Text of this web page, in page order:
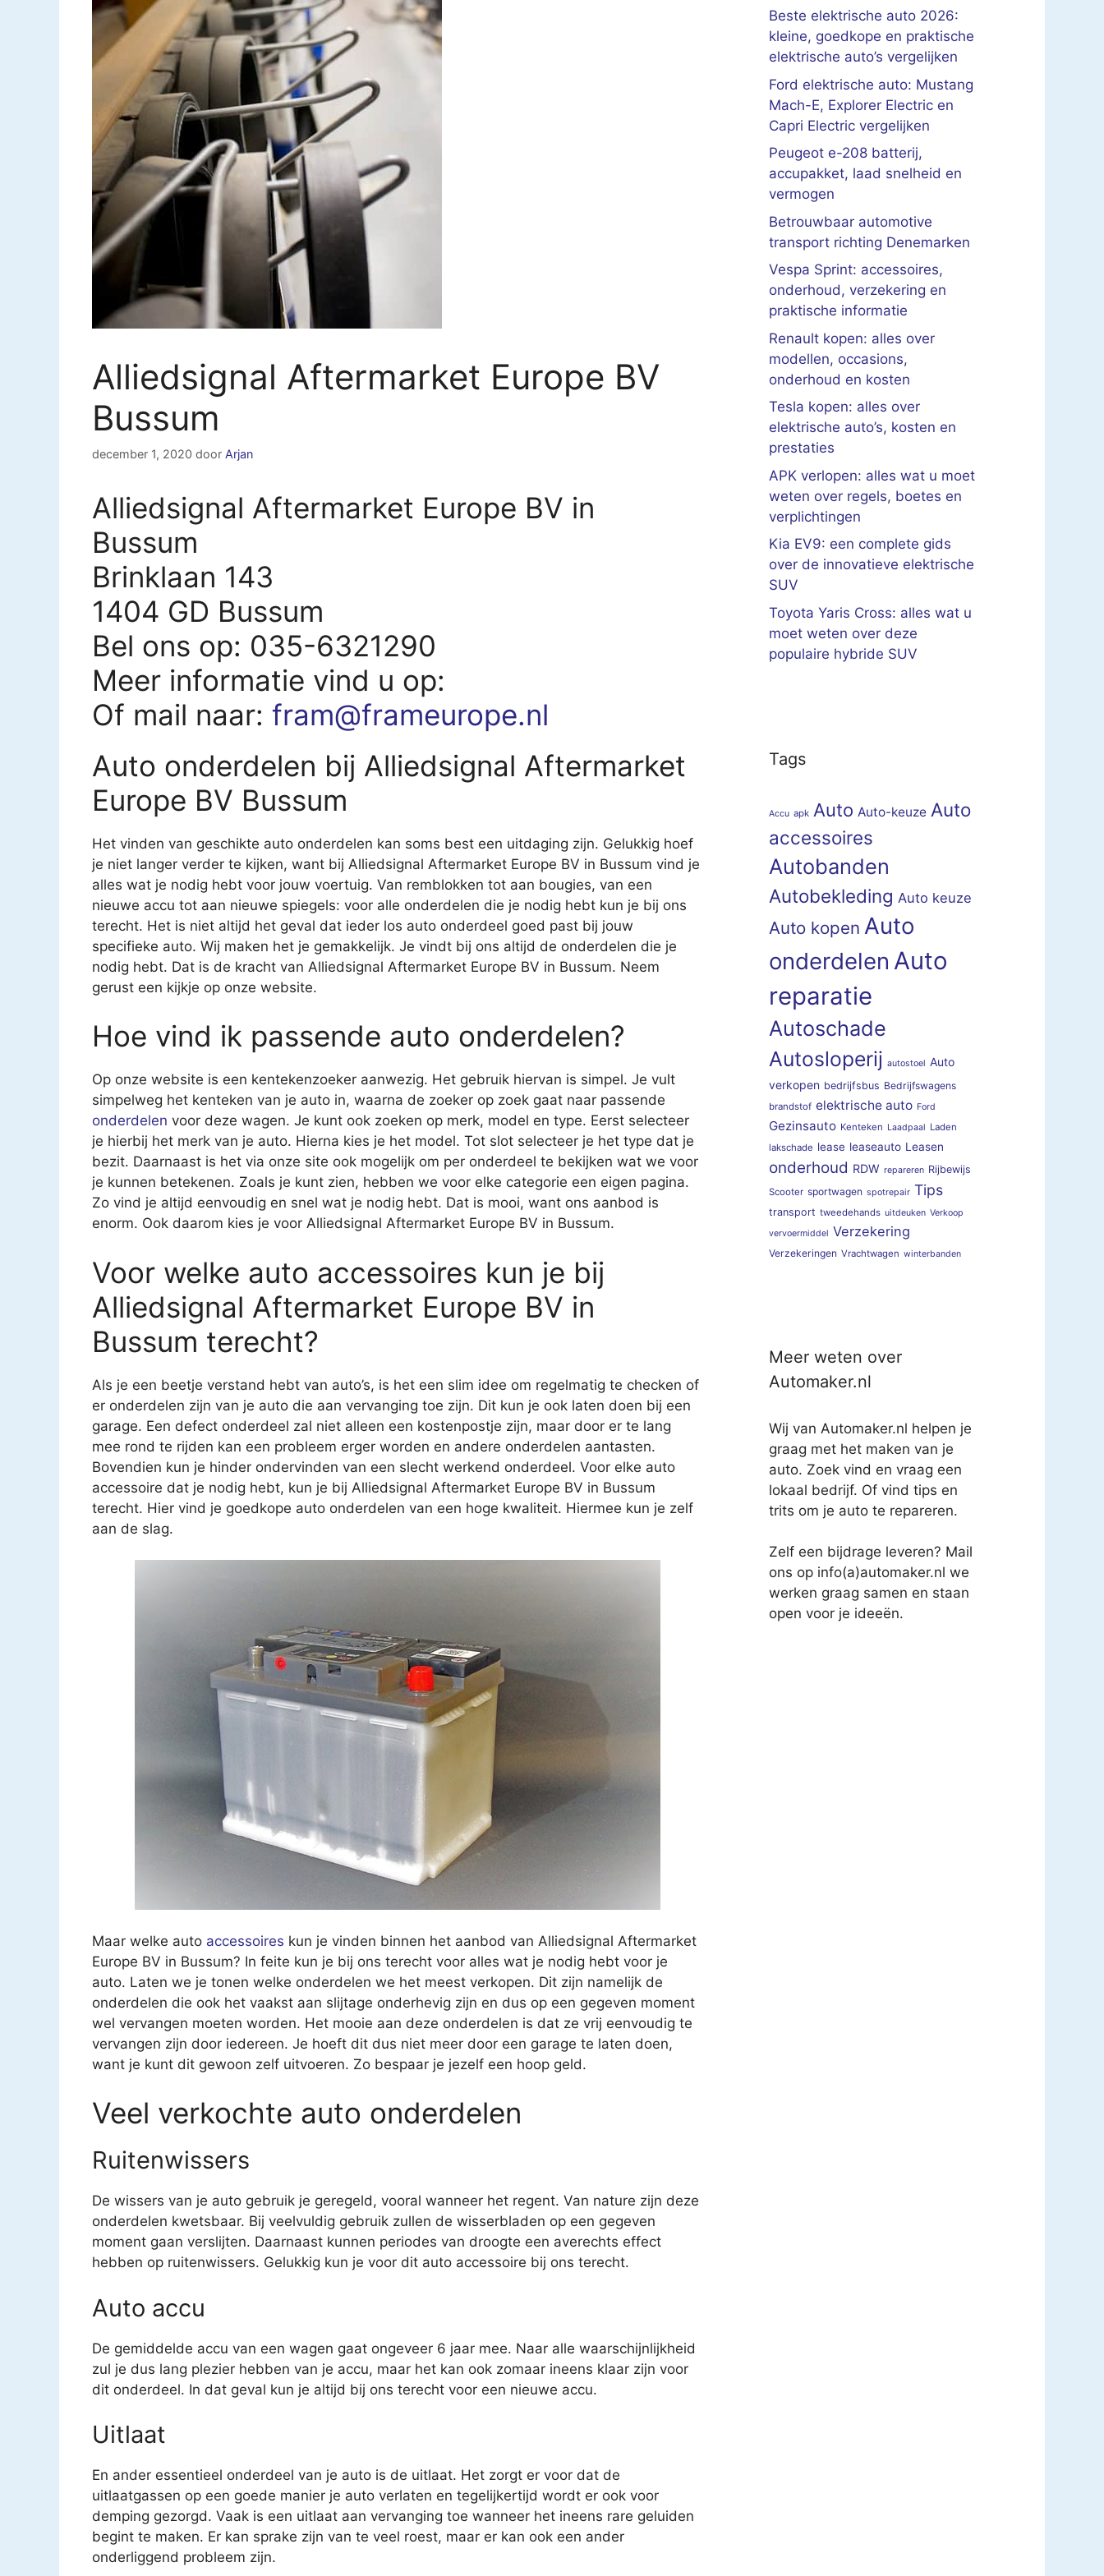
Alliedsignal Aftermarket Europe BV
Bussum
december 1, 2020 door Arjan
Alliedsignal Aftermarket Europe BV in
Bussum
Brinklaan 143
1404 GD Bussum
Bel ons op: 035-6321290
Meer informatie vind u op:
Of mail naar: fram@frameurope.nl
Auto onderdelen bij Alliedsignal Aftermarket
Europe BV Bussum
Het vinden van geschikte auto onderdelen kan soms best een uitdaging zijn. Gelukkig hoef
je niet langer verder te kijken, want bij Alliedsignal Aftermarket Europe BV in Bussum vind je
alles wat je nodig hebt voor jouw voertuig. Van remblokken tot aan bougies, van een
nieuwe accu tot aan nieuwe spiegels: voor alle onderdelen die je nodig hebt kun je bij ons
terecht. Het is niet altijd het geval dat ieder los auto onderdeel goed past bij jouw
specifieke auto. Wij maken het je gemakkelijk. Je vindt bij ons altijd de onderdelen die je
nodig hebt. Dat is de kracht van Alliedsignal Aftermarket Europe BV in Bussum. Neem
gerust een kijkje op onze website.
Hoe vind ik passende auto onderdelen?
Op onze website is een kentekenzoeker aanwezig. Het gebruik hiervan is simpel. Je vult
simpelweg het kenteken van je auto in, waarna de zoeker op zoek gaat naar passende
onderdelen voor deze wagen. Je kunt ook zoeken op merk, model en type. Eerst selecteer
je hierbij het merk van je auto. Hierna kies je het model. Tot slot selecteer je het type dat je
bezit. Daarnaast is het via onze site ook mogelijk om per onderdeel te bekijken wat we voor
je kunnen betekenen. Zoals je kunt zien, hebben we voor elke categorie een eigen pagina.
Zo vind je altijd eenvoudig en snel wat je nodig hebt. Dat is mooi, want ons aanbod is
enorm. Ook daarom kies je voor Alliedsignal Aftermarket Europe BV in Bussum.
Voor welke auto accessoires kun je bij
Alliedsignal Aftermarket Europe BV in
Bussum terecht?
Als je een beetje verstand hebt van auto’s, is het een slim idee om regelmatig te checken of
er onderdelen zijn van je auto die aan vervanging toe zijn. Dit kun je ook laten doen bij een
garage. Een defect onderdeel zal niet alleen een kostenpostje zijn, maar door er te lang
mee rond te rijden kan een probleem erger worden en andere onderdelen aantasten.
Bovendien kun je hinder ondervinden van een slecht werkend onderdeel. Voor elke auto
accessoire dat je nodig hebt, kun je bij Alliedsignal Aftermarket Europe BV in Bussum
terecht. Hier vind je goedkope auto onderdelen van een hoge kwaliteit. Hiermee kun je zelf
aan de slag.
Maar welke auto accessoires kun je vinden binnen het aanbod van Alliedsignal Aftermarket
Europe BV in Bussum? In feite kun je bij ons terecht voor alles wat je nodig hebt voor je
auto. Laten we je tonen welke onderdelen we het meest verkopen. Dit zijn namelijk de
onderdelen die ook het vaakst aan slijtage onderhevig zijn en dus op een gegeven moment
wel vervangen moeten worden. Het mooie aan deze onderdelen is dat ze vrij eenvoudig te
vervangen zijn door iedereen. Je hoeft dit dus niet meer door een garage te laten doen,
want je kunt dit gewoon zelf uitvoeren. Zo bespaar je jezelf een hoop geld.
Veel verkochte auto onderdelen
Ruitenwissers
De wissers van je auto gebruik je geregeld, vooral wanneer het regent. Van nature zijn deze
onderdelen kwetsbaar. Bij veelvuldig gebruik zullen de wisserbladen op een gegeven
moment gaan verslijten. Daarnaast kunnen periodes van droogte een averechts effect
hebben op ruitenwissers. Gelukkig kun je voor dit auto accessoire bij ons terecht.
Auto accu
De gemiddelde accu van een wagen gaat ongeveer 6 jaar mee. Naar alle waarschijnlijkheid
zul je dus lang plezier hebben van je accu, maar het kan ook zomaar ineens klaar zijn voor
dit onderdeel. In dat geval kun je altijd bij ons terecht voor een nieuwe accu.
Uitlaat
En ander essentieel onderdeel van je auto is de uitlaat. Het zorgt er voor dat de
uitlaatgassen op een goede manier je auto verlaten en tegelijkertijd wordt er ook voor
demping gezorgd. Vaak is een uitlaat aan vervanging toe wanneer het ineens rare geluiden
begint te maken. Er kan sprake zijn van te veel roest, maar er kan ook een ander
onderliggend probleem zijn.
Beste elektrische auto 2026:
kleine, goedkope en praktische
elektrische auto’s vergelijken
Ford elektrische auto: Mustang
Mach-E, Explorer Electric en
Capri Electric vergelijken
Peugeot e-208 batterij,
accupakket, laad snelheid en
vermogen
Betrouwbaar automotive
transport richting Denemarken
Vespa Sprint: accessoires,
onderhoud, verzekering en
praktische informatie
Renault kopen: alles over
modellen, occasions,
onderhoud en kosten
Tesla kopen: alles over
elektrische auto’s, kosten en
prestaties
APK verlopen: alles wat u moet
weten over regels, boetes en
verplichtingen
Kia EV9: een complete gids
over de innovatieve elektrische
SUV
Toyota Yaris Cross: alles wat u
moet weten over deze
populaire hybride SUV
Tags
Accu apk Auto Auto-keuze Auto
accessoires
Autobanden
Autobekleding Auto keuze
Auto kopen Auto
onderdelen Auto
reparatie
Autoschade
Autosloperij autostoel Auto
verkopen bedrijfsbus Bedrijfswagens
brandstof elektrische auto Ford
Gezinsauto Kenteken Laadpaal Laden
lakschade lease leaseauto Leasen
onderhoud RDW repareren Rijbewijs
Scooter sportwagen spotrepair Tips
transport tweedehands uitdeuken Verkoop
vervoermiddel Verzekering
Verzekeringen Vrachtwagen winterbanden
Meer weten over
Automaker.nl
Wij van Automaker.nl helpen je
graag met het maken van je
auto. Zoek vind en vraag een
lokaal bedrijf. Of vind tips en
trits om je auto te repareren.
Zelf een bijdrage leveren? Mail
ons op info(a)automaker.nl we
werken graag samen en staan
open voor je ideeën.